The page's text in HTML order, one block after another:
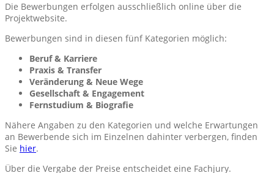
Die Bewerbungen erfolgen ausschließlich online über die
Projektwebsite.
Bewerbungen sind in diesen fünf Kategorien möglich:
Beruf & Karriere
Praxis & Transfer
Veränderung & Neue Wege
Gesellschaft & Engagement
Fernstudium & Biografie
Nähere Angaben zu den Kategorien und welche Erwartungen
an Bewerbende sich im Einzelnen dahinter verbergen, finden
Sie hier.
Über die Vergabe der Preise entscheidet eine Fachjury.